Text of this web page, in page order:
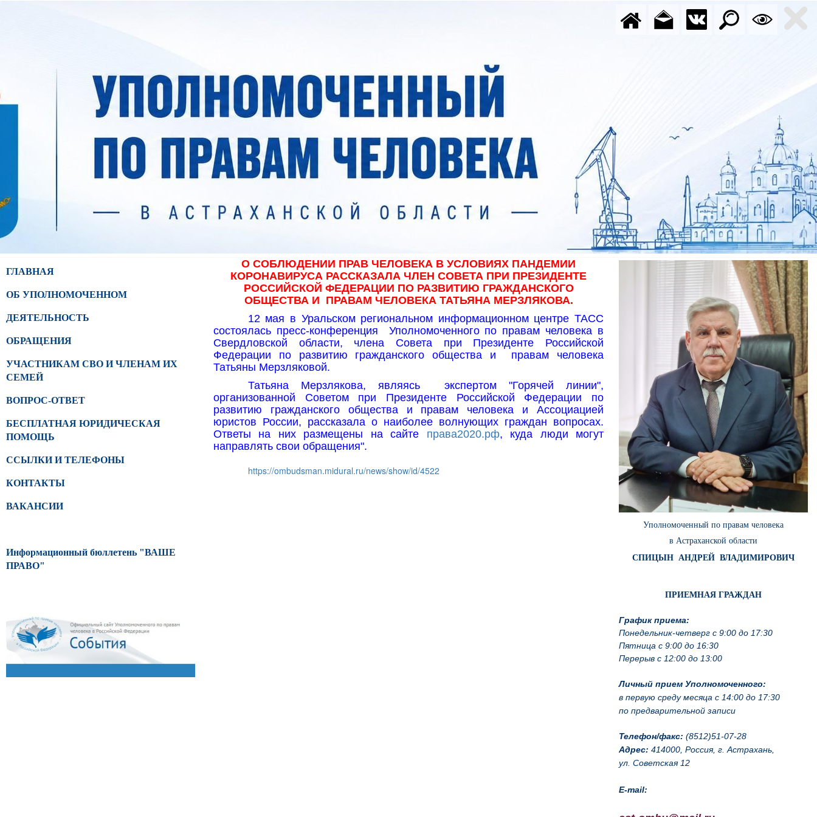
ГЛАВНАЯ
ОБ УПОЛНОМОЧЕННОМ
ДЕЯТЕЛЬНОСТЬ
ОБРАЩЕНИЯ
УЧАСТНИКАМ СВО И ЧЛЕНАМ ИХ
СЕМЕЙ
ВОПРОС-ОТВЕТ
БЕСПЛАТНАЯ ЮРИДИЧЕСКАЯ
ПОМОЩЬ
ССЫЛКИ И ТЕЛЕФОНЫ
КОНТАКТЫ
ВАКАНСИИ
Информационный бюллетень "ВАШЕ
ПРАВО"
Уполномоченный по правам человека
в Астраханской области
СПИЦЫН АНДРЕЙ ВЛАДИМИРОВИЧ
ПРИЕМНАЯ ГРАЖДАН
График приема:
Понедельник-четверг с 9:00 до 17:30
Пятница с 9:00 до 16:30
Перерыв с 12:00 до 13:00
Личный прием Уполномоченного:
в первую среду месяца с 14:00 до 17:30
по предварительной записи
Телефон/факс: (8512)51-07-28
Адрес: 414000, Россия, г. Астрахань,
ул. Советская 12
E-mail:
О СОБЛЮДЕНИИ ПРАВ ЧЕЛОВЕКА В УСЛОВИЯХ ПАНДЕМИИ
КОРОНАВИРУСА РАССКАЗАЛА ЧЛЕН СОВЕТА ПРИ ПРЕЗИДЕНТЕ
РОССИЙСКОЙ ФЕДЕРАЦИИ ПО РАЗВИТИЮ ГРАЖДАНСКОГО
ОБЩЕСТВА И ПРАВАМ ЧЕЛОВЕКА ТАТЬЯНА МЕРЗЛЯКОВА.
12 мая в Уральском региональном информационном центре ТАСС
состоялась пресс-конференция
Уполномоченного по правам человека в
Свердловской области, члена Совета при Президенте Российской
Федерации по развитию гражданского общества и
правам человека
Татьяны Мерзляковой.
Татьяна Мерзлякова, являясь
экспертом "Горячей линии",
организованной Советом при Президенте Российской Федерации по
развитию гражданского общества и правам человека и Ассоциацией
юристов России, рассказала о наиболее волнующих граждан вопросах.
Ответы на них размещены на сайте права2020.рф, куда люди могут
направлять свои обращения".
https://ombudsman.midural.ru/news/show/id/4522